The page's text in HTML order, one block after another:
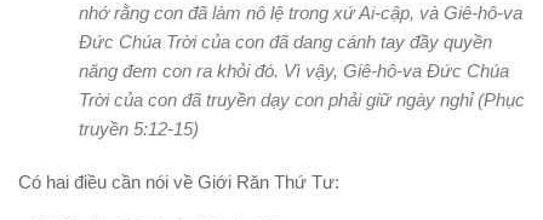
nhớ rằng con đã làm nô lệ trong xứ Ai-cập, và Giê-hô-va
Đức Chúa Trời của con đã dang cánh tay đầy quyền
năng đem con ra khỏi đó. Vì vậy, Giê-hô-va Đức Chúa
Trời của con đã truyền dạy con phải giữ ngày nghỉ (Phục
truyền 5:12-15)
Có hai điều cần nói về Giới Răn Thứ Tư: